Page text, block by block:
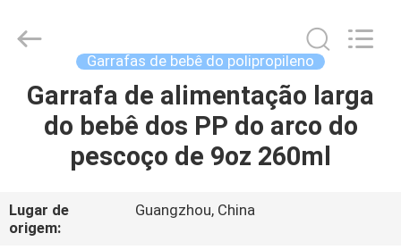
CASA
PRODUTOS
VÍDEOS
Sundelight
Infant
Reserved.
Garrafas de bebê do polipropileno
Garrafa de alimentação larga
do bebê dos PP do arco do
pescoço de 9oz 260ml
Lugar de
origem:
Guangzhou, China